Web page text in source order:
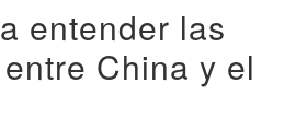
entender las
China y el